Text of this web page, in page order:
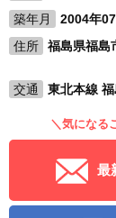
築年月
2004年07
住所
福島県福島
交通 東北本線
＼気になる
最